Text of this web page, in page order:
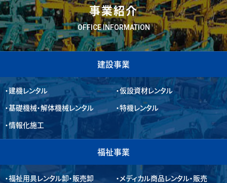
事業紹介
OFFICE INFORMATION
建設事業
建機レンタル 仮設資材レンタル
基礎機械・解体機械レンタル 特機レンタル
情報化施工
福祉事業
福祉用具レンタル卸・販売卸 メディカル商品レンタル・販売